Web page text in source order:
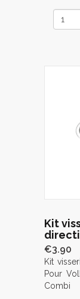
Kit
€3.90
Kit
Pour
Combi